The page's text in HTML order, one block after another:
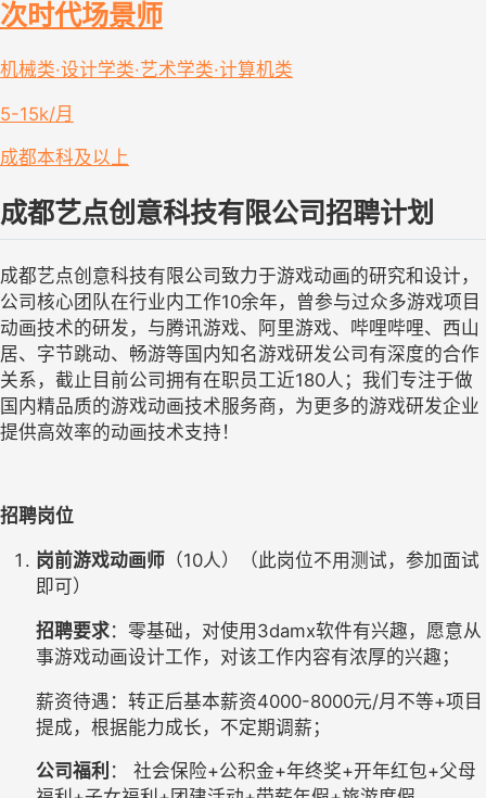
次时代场景师
机械类·设计学类·艺术学类·计算机类
5-15k/月
成都本科及以上
成都艺点创意科技有限公司招聘计划
成都艺点创意科技有限公司致力于游戏动画的研究和设计，
公司核心团队在行业内工作10余年，曾参与过众多游戏项目
动画技术的研发，与腾讯游戏、阿里游戏、哔哩哔哩、西山
居、字节跳动、畅游等国内知名游戏研发公司有深度的合作
关系，截止目前公司拥有在职员工近180人；我们专注于做
国内精品质的游戏动画技术服务商，为更多的游戏研发企业
提供高效率的动画技术支持！
招聘岗位
岗前游戏动画师 （10人）（此岗位不用测试，参加面试
即可）
招聘要求：零基础，对使用3damx软件有兴趣，愿意从
事游戏动画设计工作，对该工作内容有浓厚的兴趣；
薪资待遇：转正后基本薪资4000-8000元/月不等+项目
提成，根据能力成长，不定期调薪；
公司福利 ： 社会保险+公积金+年终奖+开年红包+父母